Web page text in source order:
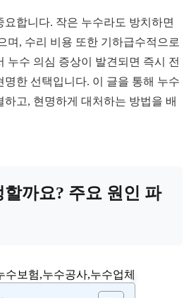
합니다. 작은 누수라도 방치하면
며, 수리 비용 또한 기하급수적으로
누수 의심 증상이 발견되면 즉시 전
한 선택입니다. 이 글을 통해 누수
고, 현명하게 대처하는 방법을 배
할까요? 주요 원인 파